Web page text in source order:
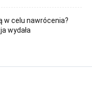
w celu nawrócenia?
wydała